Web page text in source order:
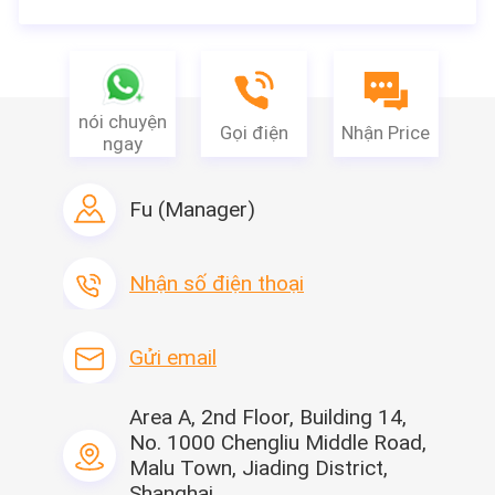
nói chuyện
ngay
Gọi điện Nhận Price
Fu (Manager)
Nhận số điện thoại
Gửi email
Area A, 2nd Floor, Building 14,
No. 1000 Chengliu Middle Road,
Malu Town, Jiading District,